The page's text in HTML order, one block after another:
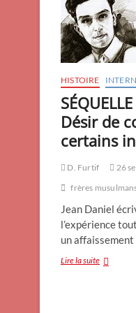
HISTOIRE
Désir de
certains
D. Furtif
26
frères
Jean Daniel
l’expérience
un
Lire la suiteSÉQUELLE